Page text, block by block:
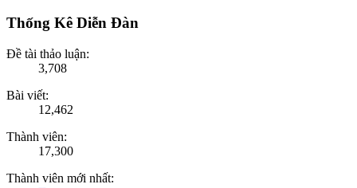
Thống Kê Diễn Đàn
Đề tài thảo luận:
3,708
Bài viết:
12,462
Thành viên:
17,300
Thành viên mới nhất: